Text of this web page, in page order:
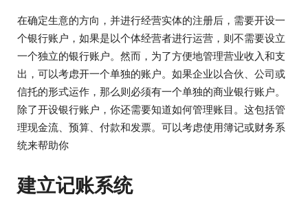
在确定生意的方向，并进行经营实体的注册后，需要开设一
个银行账户，如果是以个体经营者进行运营，则不需要设立
一个独立的银行账户。然而，为了方便地管理营业收入和支
出，可以考虑开一个单独的账户。如果企业以合伙、公司或
信托的形式运作，那么则必须有一个单独的商业银行账户。
除了开设银行账户，你还需要知道如何管理账目。这包括管
理现金流、预算、付款和发票。可以考虑使用簿记或财务系
统来帮助你
建立记账系统